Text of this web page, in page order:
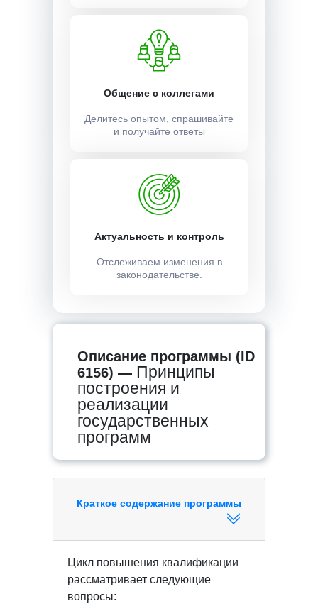
Общение с коллегами
Делитесь опытом, спрашивайте
и получайте ответы
Актуальность и контроль
Отслеживаем изменения в
законодательстве.
Описание программы (ID
6156) — Принципы
построения и
реализации
государственных
программ
Краткое содержание программы
Цикл повышения квалификации
рассматривает следующие
вопросы: